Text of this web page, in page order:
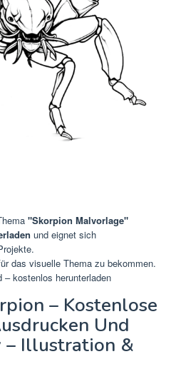
"Skorpion Malvorlage"
und eignet sich
das visuelle Thema zu bekommen.
kostenlos herunterladen
– Kostenlose
Und
– Illustration &